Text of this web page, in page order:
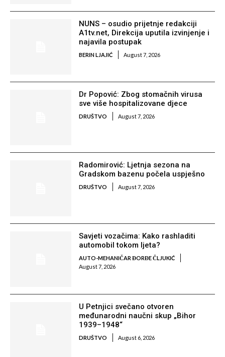
NUNS – osudio prijetnje redakciji
A1tv.net, Direkcija uputila izvinjenje i
najavila postupak
BERIN LJAJIĆ August 7, 2026
Dr Popović: Zbog stomačnih virusa
sve više hospitalizovane djece
DRUŠTVO August 7, 2026
Radomirović: Ljetnja sezona na
Gradskom bazenu počela uspješno
DRUŠTVO August 7, 2026
Savjeti vozačima: Kako rashladiti
automobil tokom ljeta?
AUTO-MEHANIČAR ĐORĐE ČLJUKIĆ
August 7, 2026
U Petnjici svečano otvoren
međunarodni naučni skup „Bihor
1939–1948“
DRUŠTVO August 6, 2026